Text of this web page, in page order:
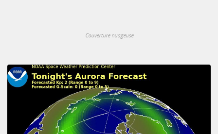
Couverture nuageuse